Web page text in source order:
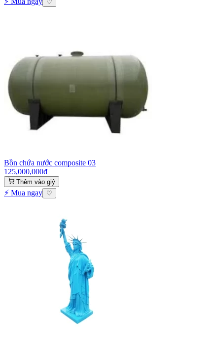
♡
Bồn chứa nước composite 03
125,000,000₫
Thêm vào giỷ
⚡ Mua ngay ♡